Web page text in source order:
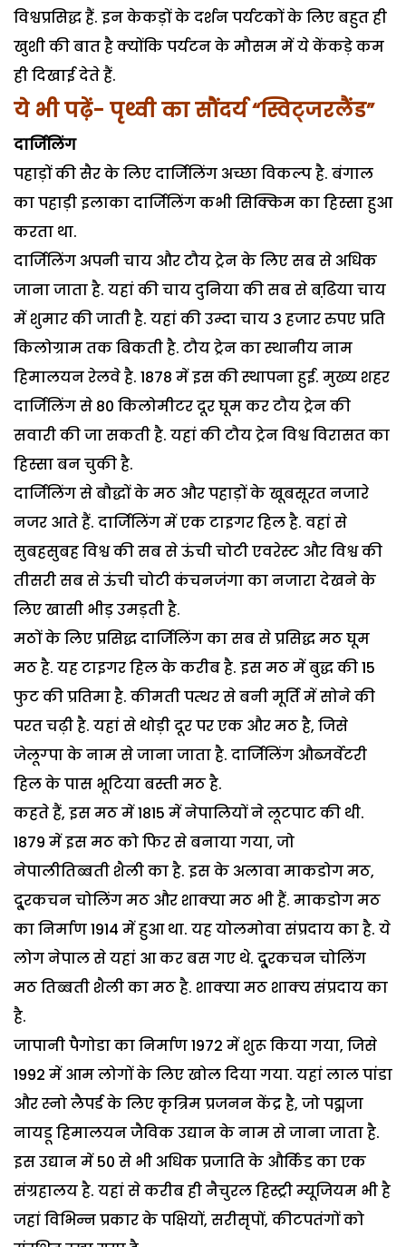
विश्वप्रसिद्ध हैं. इन केकड़ों के दर्शन पर्यटकों के लिए बहुत ही
खुशी की बात है क्योंकि पर्यटन के मौसम में ये केंकड़े कम
ही दिखाई देते हैं.
ये भी पढ़ें- पृथ्वी का सौंदर्य “स्विट्जरलैंड”
दार्जिलिंग
पहाड़ों की सैर के लिए दार्जिलिंग अच्छा विकल्प है. बंगाल
का पहाड़ी इलाका दार्जिलिंग कभी सिक्किम का हिस्सा हुआ
करता था.
दार्जिलिंग अपनी चाय और टौय ट्रेन के लिए सब से अधिक
जाना जाता है. यहां की चाय दुनिया की सब से बढि़या चाय
में शुमार की जाती है. यहां की उम्दा चाय 3 हजार रुपए प्रति
किलोग्राम तक बिकती है. टौय ट्रेन का स्थानीय नाम
हिमालयन रेलवे है. 1878 में इस की स्थापना हुई. मुख्य शहर
दार्जिलिंग से 80 किलोमीटर दूर घूम कर टौय ट्रेन की
सवारी की जा सकती है. यहां की टौय ट्रेन विश्व विरासत का
हिस्सा बन चुकी है.
दार्जिलिंग से बौद्धों के मठ और पहाड़ों के खूबसूरत नजारे
नजर आते हैं. दार्जिलिंग में एक टाइगर हिल है. वहां से
सुबहसुबह विश्व की सब से ऊंची चोटी एवरेस्ट और विश्व की
तीसरी सब से ऊंची चोटी कंचनजंगा का नजारा देखने के
लिए खासी भीड़ उमड़ती है.
मठों के लिए प्रसिद्ध दार्जिलिंग का सब से प्रसिद्ध मठ घूम
मठ है. यह टाइगर हिल के करीब है. इस मठ में बुद्ध की 15
फुट की प्रतिमा है. कीमती पत्थर से बनी मूर्ति में सोने की
परत चढ़ी है. यहां से थोड़ी दूर पर एक और मठ है, जिसे
जेलूग्पा के नाम से जाना जाता है. दार्जिलिंग औब्जर्वेटरी
हिल के पास भूटिया बस्ती मठ है.
कहते हैं, इस मठ में 1815 में नेपालियों ने लूटपाट की थी.
1879 में इस मठ को फिर से बनाया गया, जो
नेपालीतिब्बती शैली का है. इस के अलावा माकडोग मठ,
दू्रकचन चोलिंग मठ और शाक्या मठ भी हैं. माकडोग मठ
का निर्माण 1914 में हुआ था. यह योलमोवा संप्रदाय का है. ये
लोग नेपाल से यहां आ कर बस गए थे. दू्रकचन चोलिंग
मठ तिब्बती शैली का मठ है. शाक्या मठ शाक्य संप्रदाय का
है.
जापानी पैगोडा का निर्माण 1972 में शुरू किया गया, जिसे
1992 में आम लोगों के लिए खोल दिया गया. यहां लाल पांडा
और स्नो लैपर्ड के लिए कृत्रिम प्रजनन केंद्र है, जो पद्मजा
नायडू हिमालयन जैविक उद्यान के नाम से जाना जाता है.
इस उद्यान में 50 से भी अधिक प्रजाति के और्किड का एक
संग्रहालय है. यहां से करीब ही नैचुरल हिस्ट्री म्यूजियम भी है
जहां विभिन्न प्रकार के पक्षियों, सरीसृपों, कीटपतंगों को